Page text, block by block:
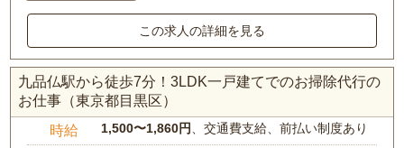
この求人の詳細を見る
九品仏駅から徒歩7分！3LDK一戸建てでのお掃除代行の
お仕事（東京都目黒区）
時給 1,500〜1,860円、交通費支給、前払い制度あり